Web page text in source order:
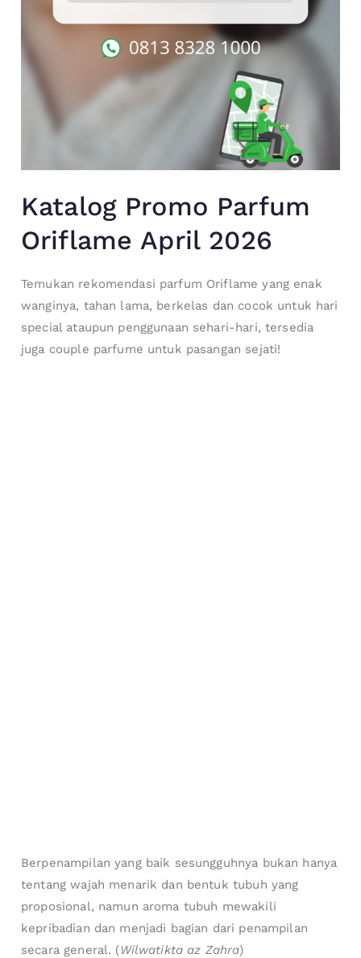
Katalog Promo Parfum
Oriflame April 2026
Temukan rekomendasi parfum Oriflame yang enak
wanginya, tahan lama, berkelas dan cocok untuk hari
special ataupun penggunaan sehari-hari, tersedia
juga couple parfume untuk pasangan sejati!
Berpenampilan yang baik sesungguhnya bukan hanya
tentang wajah menarik dan bentuk tubuh yang
proposional, namun aroma tubuh mewakili
kepribadian dan menjadi bagian dari penampilan
secara general. (Wilwatikta az Zahra)